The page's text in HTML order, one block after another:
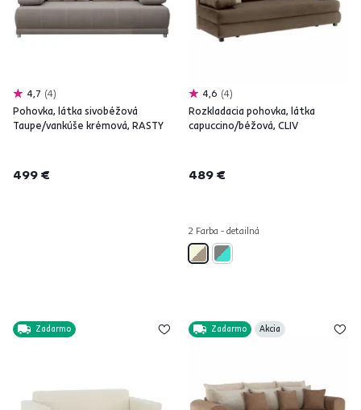
4,7 4
Pohovka, látka sivobéžová
Taupe/vankúše krémová, RASTY
499 €
4,6 4
Rozkladacia pohovka, látka
capuccino/béžová, CLIV
489 €
2 Farba - detailná
Zadarmo Zadarmo Akcia